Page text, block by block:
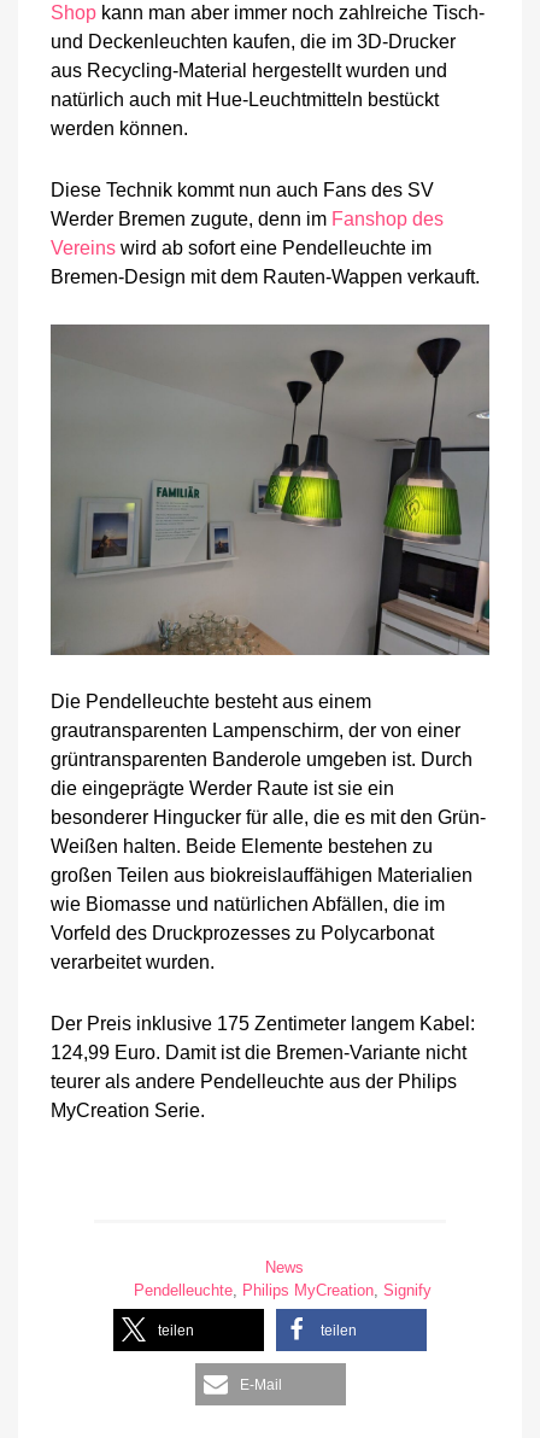
Shop kann man aber immer noch zahlreiche Tisch-
und Deckenleuchten kaufen, die im 3D-Drucker
aus Recycling-Material hergestellt wurden und
natürlich auch mit Hue-Leuchtmitteln bestückt
werden können.
Diese Technik kommt nun auch Fans des SV
Werder Bremen zugute, denn im Fanshop des
Vereins wird ab sofort eine Pendelleuchte im
Bremen-Design mit dem Rauten-Wappen verkauft.
Die Pendelleuchte besteht aus einem
grautransparenten Lampenschirm, der von einer
grüntransparenten Banderole umgeben ist. Durch
die eingeprägte Werder Raute ist sie ein
besonderer Hingucker für alle, die es mit den Grün-
Weißen halten. Beide Elemente bestehen zu
großen Teilen aus biokreislauffähigen Materialien
wie Biomasse und natürlichen Abfällen, die im
Vorfeld des Druckprozesses zu Polycarbonat
verarbeitet wurden.
Der Preis inklusive 175 Zentimeter langem Kabel:
124,99 Euro. Damit ist die Bremen-Variante nicht
teurer als andere Pendelleuchte aus der Philips
MyCreation Serie.
News
Pendelleuchte, Philips MyCreation,Signify
teilen teilen
E-Mail